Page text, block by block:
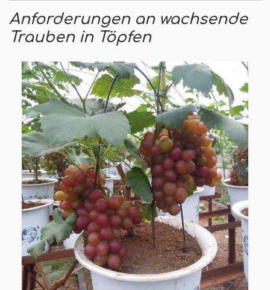
Anforderungen an wachsende
Trauben in Töpfen